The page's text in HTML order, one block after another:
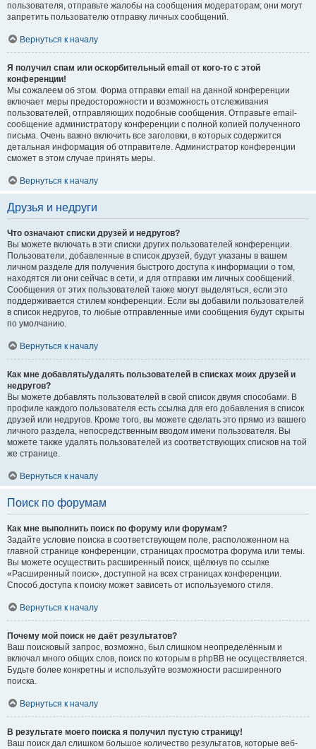
пользователя, отправьте жалобы на сообщения модераторам; они могут
запретить пользователю отправку личных сообщений.
Вернуться к началу
Я получил спам или оскорбительный email от кого-то с этой
конференции!
Мы сожалеем об этом. Форма отправки email на данной конференции
включает меры предосторожности и возможность отслеживания
пользователей, отправляющих подобные сообщения. Отправьте email-
сообщение администратору конференции с полной копией полученного
письма. Очень важно включить все заголовки, в которых содержится
детальная информация об отправителе. Администратор конференции
сможет в этом случае принять меры.
Вернуться к началу
Друзья и недруги
Что означают списки друзей и недругов?
Вы можете включать в эти списки других пользователей конференции.
Пользователи, добавленные в список друзей, будут указаны в вашем
личном разделе для получения быстрого доступа к информации о том,
находятся ли они сейчас в сети, и для отправки им личных сообщений.
Сообщения от этих пользователей также могут выделяться, если это
поддерживается стилем конференции. Если вы добавили пользователей
в список недругов, то любые отправленные ими сообщения будут скрыты
по умолчанию.
Вернуться к началу
Как мне добавлять/удалять пользователей в списках моих друзей и
недругов?
Вы можете добавлять пользователей в свой список двумя способами. В
профиле каждого пользователя есть ссылка для его добавления в список
друзей или недругов. Кроме того, вы можете сделать это прямо из вашего
личного раздела, непосредственным вводом имени пользователя. Вы
можете также удалять пользователей из соответствующих списков на той
же странице.
Вернуться к началу
Поиск по форумам
Как мне выполнить поиск по форуму или форумам?
Задайте условие поиска в соответствующем поле, расположенном на
главной странице конференции, страницах просмотра форума или темы.
Вы можете осуществить расширенный поиск, щёлкнув по ссылке
«Расширенный поиск», доступной на всех страницах конференции.
Способ доступа к поиску может зависеть от используемого стиля.
Вернуться к началу
Почему мой поиск не даёт результатов?
Ваш поисковый запрос, возможно, был слишком неопределённым и
включал много общих слов, поиск по которым в phpBB не осуществляется.
Будьте более конкретны и используйте возможности расширенного
поиска.
Вернуться к началу
В результате моего поиска я получил пустую страницу!
Ваш поиск дал слишком большое количество результатов, которые веб-